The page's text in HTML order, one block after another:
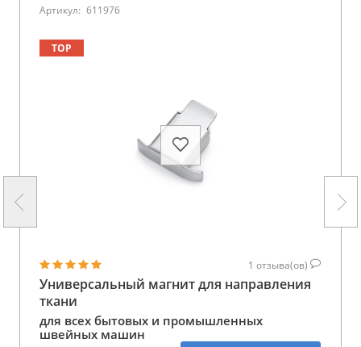
Артикул: 611976
TOP
1 отзыва(ов)
Универсальный магнит для направления
ткани
для всех бытовых и промышленных
швейных машин